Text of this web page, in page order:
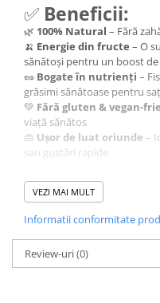
✅ Beneficii:
🌿 100% Natural – Fără
🍌 Energie din fructe – O
sănătoși pentru un boost de
🥜 Bogate în nutrienți –
grăsimi sănătoase pentru
💚 Fără gluten & vegan-
viață sănătos
👜 Ușor de luat oriunde –
sau gustări rapide.
☕Cum le poți
🔸Cea mai bună
dulce și cremos al
alegi un espresso tare, un
VEZI MAI MULT
Informatii conformitate
Review-uri(0)